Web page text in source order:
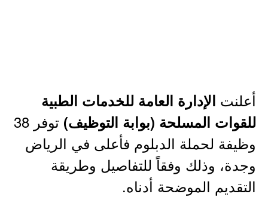
أعلنت الإدارة العامة للخدمات الطبية
للقوات المسلحة (بوابة التوظيف)
توفر 38
وظيفة لحملة الدبلوم فأعلى في الرياض
وجدة، وذلك وفقاً للتفاصيل وطريقة
التقديم الموضحة أدناه.